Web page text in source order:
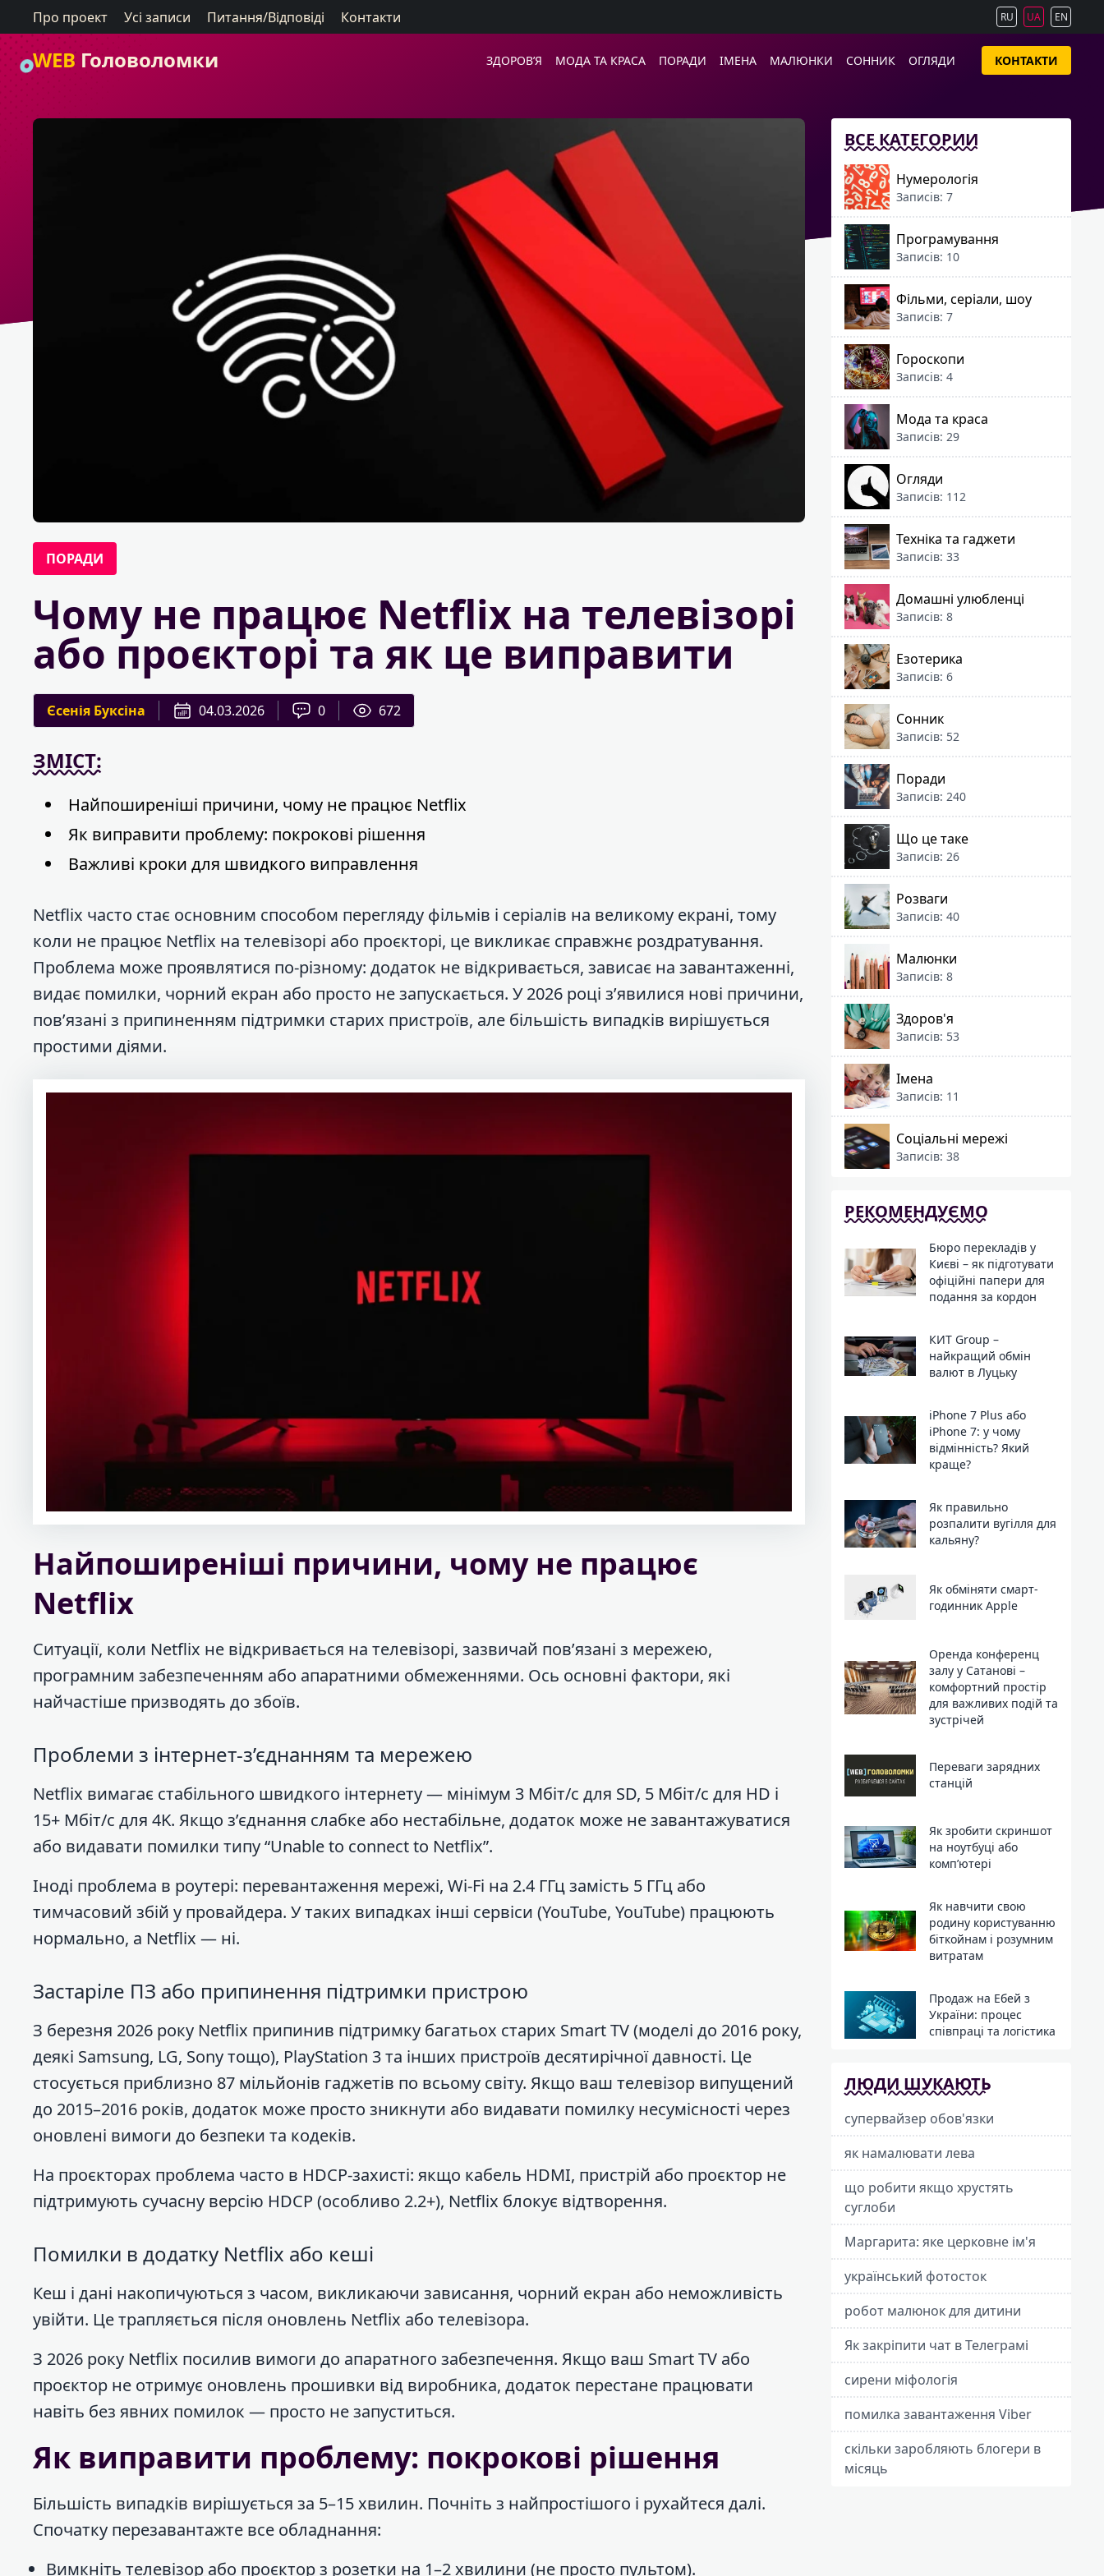
Про проект Усі записи Питання/Відповіді Контакти RU UA EN
WEB Головоломки ЗДОРОВ’Я МОДА ТА КРАСА ПОРАДИ ІМЕНА МАЛЮНКИ СОННИК ОГЛЯДИ КОНТАКТИ
ПОРАДИ
Чому не працює Netflix на телевізорі
або проєкторі та як це виправити
Єсенія Буксіна 04.03.2026 0 672
ЗМІСТ:
Найпоширеніші причини, чому не працює Netflix
Як виправити проблему: покрокові рішення
Важливі кроки для швидкого виправлення
Netflix часто стає основним способом перегляду фільмів і серіалів на великому екрані, тому
коли не працює Netflix на телевізорі або проєкторі, це викликає справжнє роздратування.
Проблема може проявлятися по-різному: додаток не відкривається, зависає на завантаженні,
видає помилки, чорний екран або просто не запускається. У 2026 році з’явилися нові причини,
пов’язані з припиненням підтримки старих пристроїв, але більшість випадків вирішується
простими діями.
Найпоширеніші причини, чому не працює
Netflix
Ситуації, коли Netflix не відкривається на телевізорі, зазвичай пов’язані з мережею,
програмним забезпеченням або апаратними обмеженнями. Ось основні фактори, які
найчастіше призводять до збоїв.
Проблеми з інтернет-з’єднанням та мережею
Netflix вимагає стабільного швидкого інтернету — мінімум 3 Мбіт/с для SD, 5 Мбіт/с для HD і
15+ Мбіт/с для 4K. Якщо з’єднання слабке або нестабільне, додаток може не завантажуватися
або видавати помилки типу “Unable to connect to Netflix”.
Іноді проблема в роутері: перевантаження мережі, Wi-Fi на 2.4 ГГц замість 5 ГГц або
тимчасовий збій у провайдера. У таких випадках інші сервіси (YouTube, YouTube) працюють
нормально, а Netflix — ні.
Застаріле ПЗ або припинення підтримки пристрою
З березня 2026 року Netflix припинив підтримку багатьох старих Smart TV (моделі до 2016 року,
деякі Samsung, LG, Sony тощо), PlayStation 3 та інших пристроїв десятирічної давності. Це
стосується приблизно 87 мільйонів гаджетів по всьому світу. Якщо ваш телевізор випущений
до 2015–2016 років, додаток може просто зникнути або видавати помилку несумісності через
оновлені вимоги до безпеки та кодеків.
На проєкторах проблема часто в HDCP-захисті: якщо кабель HDMI, пристрій або проєктор не
підтримують сучасну версію HDCP (особливо 2.2+), Netflix блокує відтворення.
Помилки в додатку Netflix або кеші
Кеш і дані накопичуються з часом, викликаючи зависання, чорний екран або неможливість
увійти. Це трапляється після оновлень Netflix або телевізора.
З 2026 року Netflix посилив вимоги до апаратного забезпечення. Якщо ваш Smart TV або
проєктор не отримує оновлень прошивки від виробника, додаток перестане працювати
навіть без явних помилок — просто не запуститься.
Як виправити проблему: покрокові рішення
Більшість випадків вирішується за 5–15 хвилин. Почніть з найпростішого і рухайтеся далі.
Спочатку перезавантажте все обладнання:
Вимкніть телевізор або проєктор з розетки на 1–2 хвилини (не просто пультом).
ВСЕ КАТЕГОРИИ
Нумерологія
Записів: 7
Програмування
Записів: 10
Фільми, серіали, шоу
Записів: 7
Гороскопи
Записів: 4
Мода та краса
Записів: 29
Огляди
Записів: 112
Техніка та гаджети
Записів: 33
Домашні улюбленці
Записів: 8
Езотерика
Записів: 6
Сонник
Записів: 52
Поради
Записів: 240
Що це таке
Записів: 26
Розваги
Записів: 40
Малюнки
Записів: 8
Здоров'я
Записів: 53
Імена
Записів: 11
Соціальні мережі
Записів: 38
РЕКОМЕНДУЄМО
Бюро перекладів у
Києві – як підготувати
офіційні папери для
подання за кордон
КИТ Group –
найкращий обмін
валют в Луцьку
iPhone 7 Plus або
iPhone 7: у чому
відмінність? Який
краще?
Як правильно
розпалити вугілля для
кальяну?
Як обміняти смарт-
годинник Apple
Оренда конференц
залу у Сатанові –
комфортний простір
для важливих подій та
зустрічей
Переваги зарядних
станцій
Як зробити скриншот
на ноутбуці або
компʼютері
Як навчити свою
родину користуванню
біткойнам і розумним
витратам
Продаж на Ебей з
України: процес
співпраці та логістика
ЛЮДИ ШУКАЮТЬ
супервайзер обов'язки
як намалювати лева
що робити якщо хрустять
суглоби
Маргарита: яке церковне ім'я
український фотосток
робот малюнок для дитини
Як закріпити чат в Телеграмі
сирени міфологія
помилка завантаження Viber
скільки заробляють блогери в
місяць